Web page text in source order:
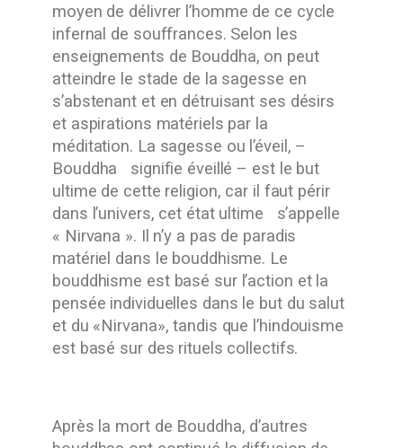
moyen de délivrer l’homme de ce cycle
infernal de souffrances. Selon les
enseignements de Bouddha, on peut
atteindre le stade de la sagesse en
s’abstenant et en détruisant ses désirs
et aspirations matériels par la
méditation. La sagesse ou l’éveil, –
Bouddha signifie éveillé – est le but
ultime de cette religion, car il faut périr
dans l’univers, cet état ultime s’appelle
« Nirvana ». Il n’y a pas de paradis
matériel dans le bouddhisme. Le
bouddhisme est basé sur l’action et la
pensée individuelles dans le but du salut
et du «Nirvana», tandis que l’hindouisme
est basé sur des rituels collectifs.
Après la mort de Bouddha, d’autres